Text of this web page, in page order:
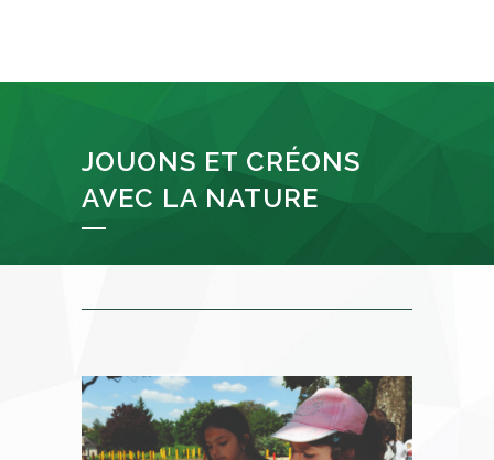
JOUONS ET CRÉONS
AVEC LA NATURE